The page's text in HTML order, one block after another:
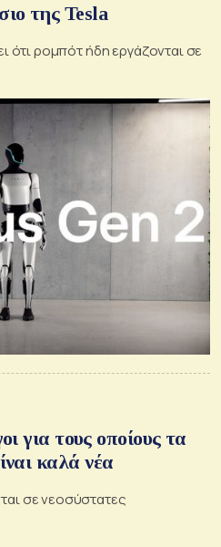
της Tesla
ότι ρομπότ ήδη εργάζονται σε
για τους οποίους τα
καλά νέα
σε νεοσύστατες